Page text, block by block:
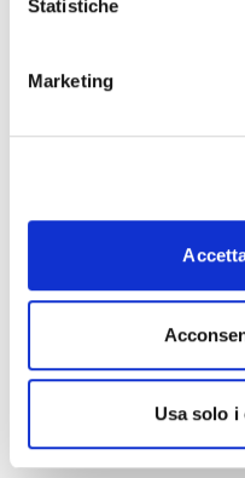
Statistiche
Marketing
Usa solo i